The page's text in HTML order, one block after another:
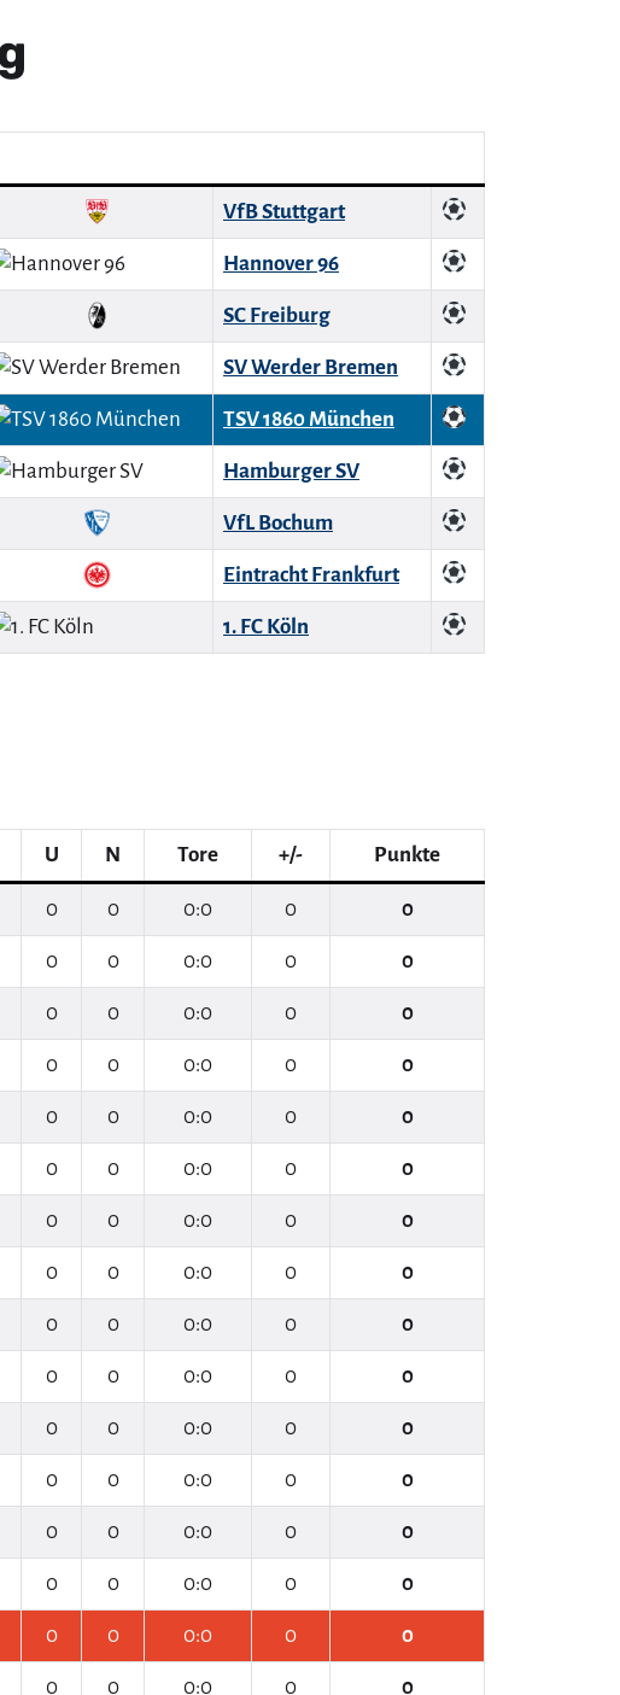
VfB Stuttgart
Hannover 96
SC Freiburg
SV Werder Bremen
TSV 1860 München
Hamburger SV
VfL Bochum
Eintracht Frankfurt
1. FC Köln
U N Tore +/- Punkte
0 0 0:0 0 0
0 0 0:0 0 0
0 0 0:0 0 0
0 0 0:0 0 0
0 0 0:0 0 0
0 0 0:0 0 0
0 0 0:0 0 0
0 0 0:0 0 0
0 0 0:0 0 0
0 0 0:0 0 0
0 0 0:0 0 0
0 0 0:0 0 0
0 0 0:0 0 0
0 0 0:0 0 0
0 0 0:0 0 0
0 0 0:0 0 0